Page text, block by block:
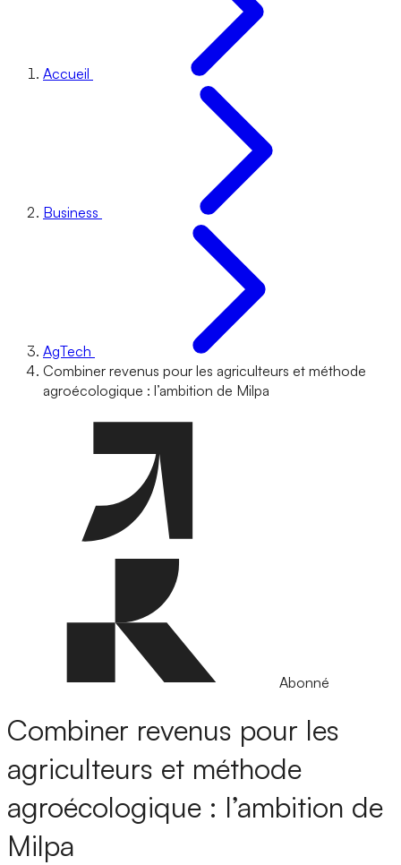
Accueil
Business
AgTech
Combiner revenus pour les agriculteurs et méthode
agroécologique : l’ambition de Milpa
Abonné
Combiner revenus pour les
agriculteurs et méthode
agroécologique : l’ambition de
Milpa